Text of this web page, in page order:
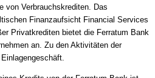
von Verbrauchskrediten. Das
Finanzaufsicht Financial Services
Privatkrediten bietet die Ferratum Bank
an. Zu den Aktivitäten der